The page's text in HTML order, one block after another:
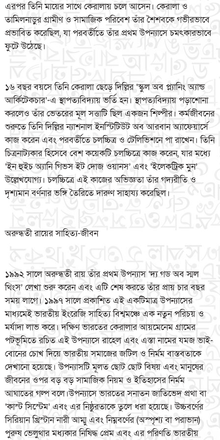
এরপর তিনি মায়ের সাথে কেরালায় চলে আসেন। কেরালা ও
তামিলনাড়ুর গ্রামীণ ও সামাজিক পরিবেশ তাঁর শৈশবকে গভীরভাবে
প্রভাবিত করেছিল, যা পরবর্তীতে তাঁর প্রথম উপন্যাসে চমৎকারভাবে
ফুটে উঠেছে।
১৬ বছর বয়সে তিনি কেরালা ছেড়ে দিল্লির ‘স্কুল অব প্ল্যানিং অ্যান্ড
আর্কিটেকচার’-এ স্থাপত্যবিদ্যায় ভর্তি হন। স্থাপত্যবিদ্যায় পড়াশোনা
করলেও তাঁর ভেতরের মূল সত্তাটি ছিল একজন শিল্পীর। কর্মজীবনের
শুরুতে তিনি দিল্লির ন্যাশনাল ইনস্টিটিউট অব আরবান অ্যাফেয়ার্সে
কাজ করেন এবং পরবর্তীতে চলচ্চিত্র ও টেলিভিশনে পা রাখেন। তিনি
চিত্রনাট্যকার হিসেবে বেশ কয়েকটি চলচ্চিত্রে কাজ করেন, যার মধ্যে
‘ইন হুইচ অ্যানি গিভস ইট দোজ ওয়ানস’ এবং ‘ইলেকট্রিক মুন’
উল্লেখযোগ্য। চলচ্চিত্রে এই কাজের অভিজ্ঞতা তাঁর গদ্যরীতি ও
দৃশ্যমান বর্ণনার ভঙ্গি তৈরিতে দারুণ সাহায্য করেছিল।
অরুন্ধতী রায়ের সাহিত্য-জীবন
১৯৯২ সালে অরুন্ধতী রায় তাঁর প্রথম উপন্যাস ‘দ্য গড অব স্মল
থিংস’ লেখা শুরু করেন এবং এটি শেষ করতে তাঁর প্রায় চার বছর
সময় লাগে। ১৯৯৭ সালে প্রকাশিত এই একটিমাত্র উপন্যাসের
মাধ্যমেই ভারতীয় ইংরেজি সাহিত্য বিশ্বমঞ্চে এক নতুন পরিচয় ও
মর্যাদা লাভ করে। দক্ষিণ ভারতের কেরালার আয়মেনেম গ্রামের
পটভূমিতে রচিত এই উপন্যাসে রাহেল এবং এস্তা নামের যমজ ভাই-
বোনের চোখ দিয়ে ভারতীয় সমাজের জটিল ও নির্মম বাস্তবতাকে
দেখানো হয়েছে। উপন্যাসটি মূলত ছোট ছোট বিষয় এবং মানুষের
জীবনের ওপর বড় বড় সামাজিক নিয়ম ও ইতিহাসের নির্মম
আঘাতের গল্প বলে।উপন্যাসে ভারতের সনাতন জাতিভেদ প্রথা বা
‘কাস্ট সিস্টেম’ এবং এর নিষ্ঠুরতাকে তুলে ধরা হয়েছে। উচ্চবর্ণের
সিরিয়ান খ্রিস্টান নারী আম্মু এবং নিম্নবর্ণের (অস্পৃশ্য বা পরাভান)
পুরুষ ভেলুথার মধ্যকার নিষিদ্ধ প্রেম এবং এর পরিণতি ভারতীয়